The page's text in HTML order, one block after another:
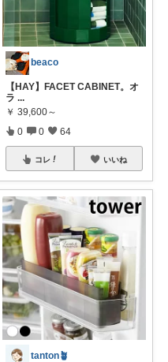
beaco
【HAY】FACET CABINET。オ
ラ ...
￥ 39,600～
0 0 64
コレ いいね
tanton🪴